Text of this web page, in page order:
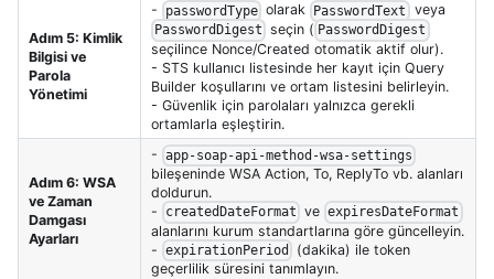
Adım 5: Kimlik
Bilgisi ve
Parola
Yönetimi
- passwordType olarak PasswordText veya
PasswordDigest seçin ( PasswordDigest
seçilince Nonce/Created otomatik aktif olur).
- STS kullanıcı listesinde her kayıt için Query
Builder koşullarını ve ortam listesini belirleyin.
- Güvenlik için parolaları yalnızca gerekli
ortamlarla eşleştirin.
Adım 6: WSA
ve Zaman
Damgası
Ayarları
- app-soap-api-method-wsa-settings
bileşeninde WSA Action, To, ReplyTo vb. alanları
doldurun.
-
createdDateFormat ve expiresDateFormat
alanlarını kurum standartlarına göre güncelleyin.
- expirationPeriod
(dakika) ile token
geçerlilik süresini tanımlayın.